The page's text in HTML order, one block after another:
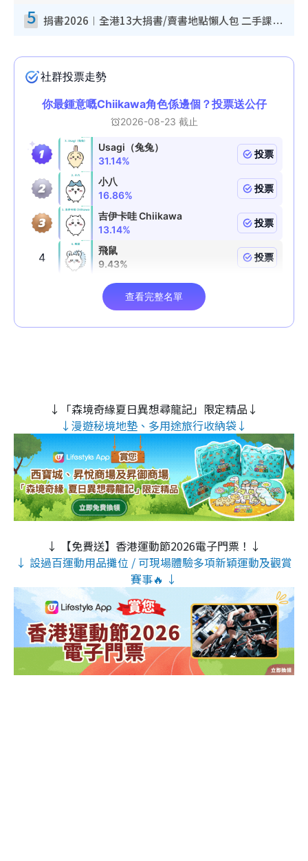
5 捐書2026︱全港13大捐書/賣書地點懶人包 二手課本最高$150＋舊書換免費咖啡/戲票
↓「森境奇緣夏日異想尋龍記」限定精品↓
↓漫遊秘境地墊、多用途旅行收納袋↓
↓ 【免費送】香港運動節2026電子門票！↓
↓ 設過百運動用品攤位 / 可現場體驗多項新穎運動及觀賞
賽事🔥 ↓